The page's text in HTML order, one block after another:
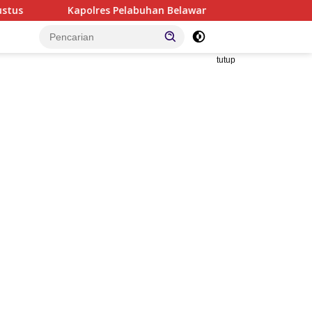
Pelabuhan Belawan Paparkan Capaian Pengungkapan
tutup